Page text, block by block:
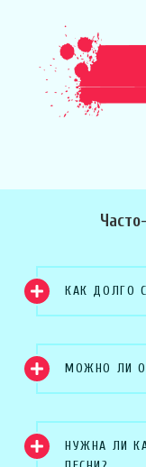
КАК ДОЛГО
МОЖНО ЛИ
НУЖНА ЛИ